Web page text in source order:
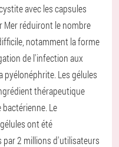
avec les capsules
Mer réduiront le nombre
notamment la forme
de l'infection aux
pyélonéphrite. Les gélules
thérapeutique
Le
ont été
2 millions d'utilisateurs